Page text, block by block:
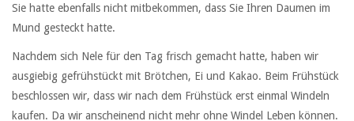
Sie hatte ebenfalls nicht mitbekommen, dass Sie Ihren Daumen im
Mund gesteckt hatte.
Nachdem sich Nele für den Tag frisch gemacht hatte, haben wir
ausgiebig gefrühstückt mit Brötchen, Ei und Kakao. Beim Frühstück
beschlossen wir, dass wir nach dem Frühstück erst einmal Windeln
kaufen. Da wir anscheinend nicht mehr ohne Windel Leben können.